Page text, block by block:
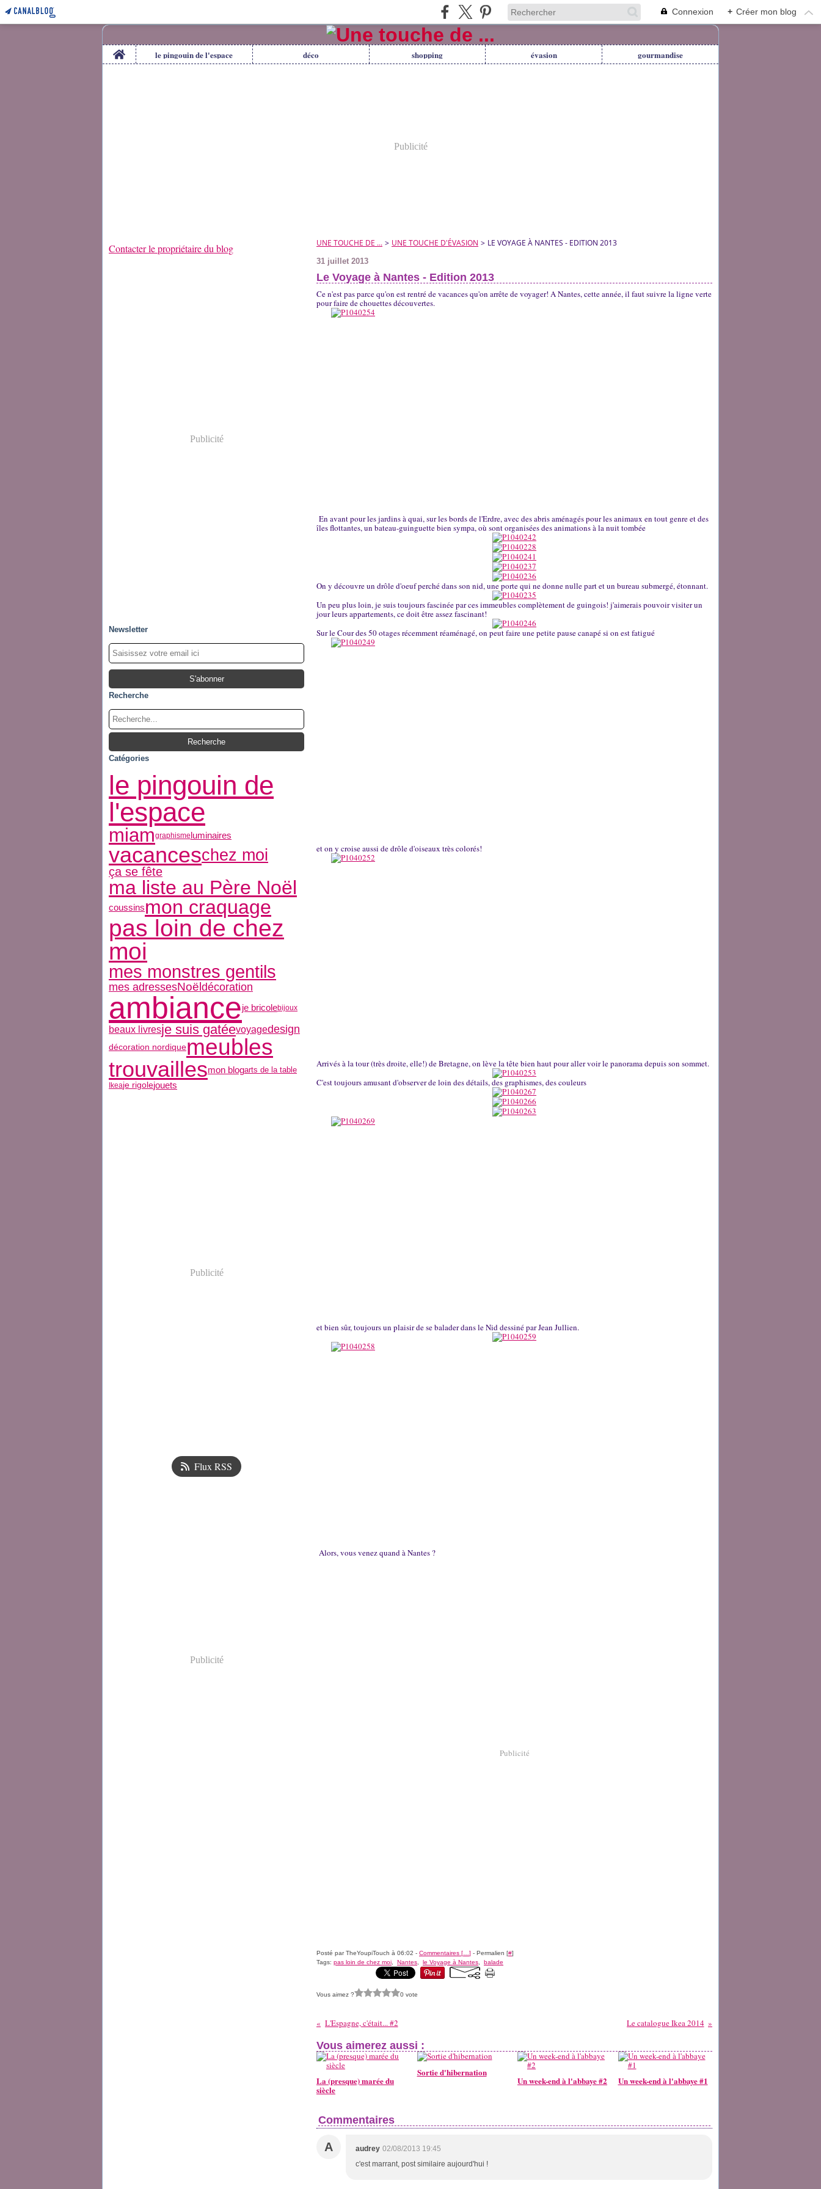
Connexion + Créer mon blog
Home le pingouin de l'espace déco shopping évasion gourmandise
Publicité
Contacter le propriétaire du blog
Publicité
Newsletter
Recherche
Catégories
le pingouin de
l'espace
miamgraphismeluminaires
vacanceschez moi
ça se fête
ma liste au Père Noël
coussinsmon craquage
pas loin de chez
moi
mes monstres gentils
mes adressesNoël décoration
ambianceje bricolebijoux
beaux livresje suis gatéevoyagedesign
décoration nordiquemeubles
trouvaillesmon blogarts de la table
Ikeaje rigolejouets
Publicité
Flux RSS
Publicité
UNE TOUCHE DE ... > UNE TOUCHE D'ÉVASION > LE VOYAGE À NANTES - EDITION 2013
31 juillet 2013
Le Voyage à Nantes - Edition 2013
Ce n'est pas parce qu'on est rentré de vacances qu'on arrête de voyager! A Nantes, cette année, il faut suivre la ligne verte
pour faire de chouettes découvertes.
En avant pour les jardins à quai, sur les bords de l'Erdre, avec des abris aménagés pour les animaux en tout genre et des
îles flottantes, un bateau-guinguette bien sympa, où sont organisées des animations à la nuit tombée
On y découvre un drôle d'oeuf perché dans son nid, une porte qui ne donne nulle part et un bureau submergé, étonnant.
Un peu plus loin, je suis toujours fascinée par ces immeubles complètement de guingois! j'aimerais pouvoir visiter un
jour leurs appartements, ce doit être assez fascinant!
Sur le Cour des 50 otages récemment réaménagé, on peut faire une petite pause canapé si on est fatigué
et on y croise aussi de drôle d'oiseaux très colorés!
Arrivés à la tour (très droite, elle!) de Bretagne, on lève la tête bien haut pour aller voir le panorama depuis son sommet.
C'est toujours amusant d'observer de loin des détails, des graphismes, des couleurs
et bien sûr, toujours un plaisir de se balader dans le Nid dessiné par Jean Jullien.
Alors, vous venez quand à Nantes ?
Publicité
Posté par TheYoupiTouch à 06:02 - Commentaires [ ] - Permalien [#]
Tags: pas loin de chez moi Nantes le Voyage à Nantes balade
Vous aimez ? 0 vote
L'Espagne, c'était... #2 Le catalogue Ikea 2014
Vous aimerez aussi :
La (presque) marée du
siècle
Sortie d'hibernation
Un week-end à l'abbaye #2 Un week-end à l'abbaye #1
Commentaires
A audrey 02/08/2013 19:45
c'est marrant, post similaire aujourd'hui !